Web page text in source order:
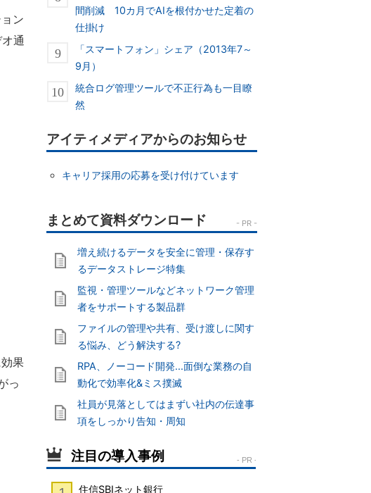
ン
通
果
っ
間削減 10カ月でAIを根付かせた定着の
仕掛け
「スマートフォン」シェア（2013年7～
9月）
統合ログ管理ツールで不正行為も一目瞭
然
アイティメディアからのお知らせ
キャリア採用の応募を受け付けています
増え続けるデータを安全に管理・保存す
るデータストレージ特集
監視・管理ツールなどネットワーク管理
者をサポートする製品群
ファイルの管理や共有、受け渡しに関す
る悩み、どう解決する?
RPA、ノーコード開発...面倒な業務の自
動化で効率化&ミス撲滅
社員が見落としてはまずい社内の伝達事
項をしっかり告知・周知